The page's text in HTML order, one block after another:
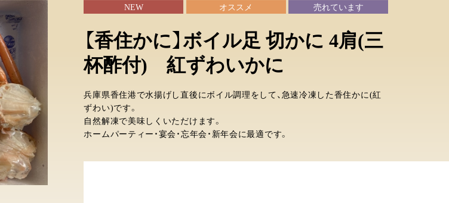
NEW オススメ 売れています
【香住かに】ボイル足 切かに 4肩(三
杯酢付) 紅ずわいかに
兵庫県香住港で水揚げし直後にボイル調理をして、急速冷凍した香住かに(紅
ずわい)です。
自然解凍で美味しくいただけます。
ホームパーティー・宴会・忘年会・新年会に最適です。